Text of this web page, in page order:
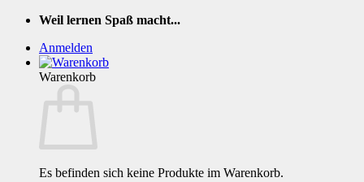
Zum
springen
Weil lernen Spaß macht...
Anmelden
Warenkorb
Es befinden sich keine Produkte im Warenkorb.